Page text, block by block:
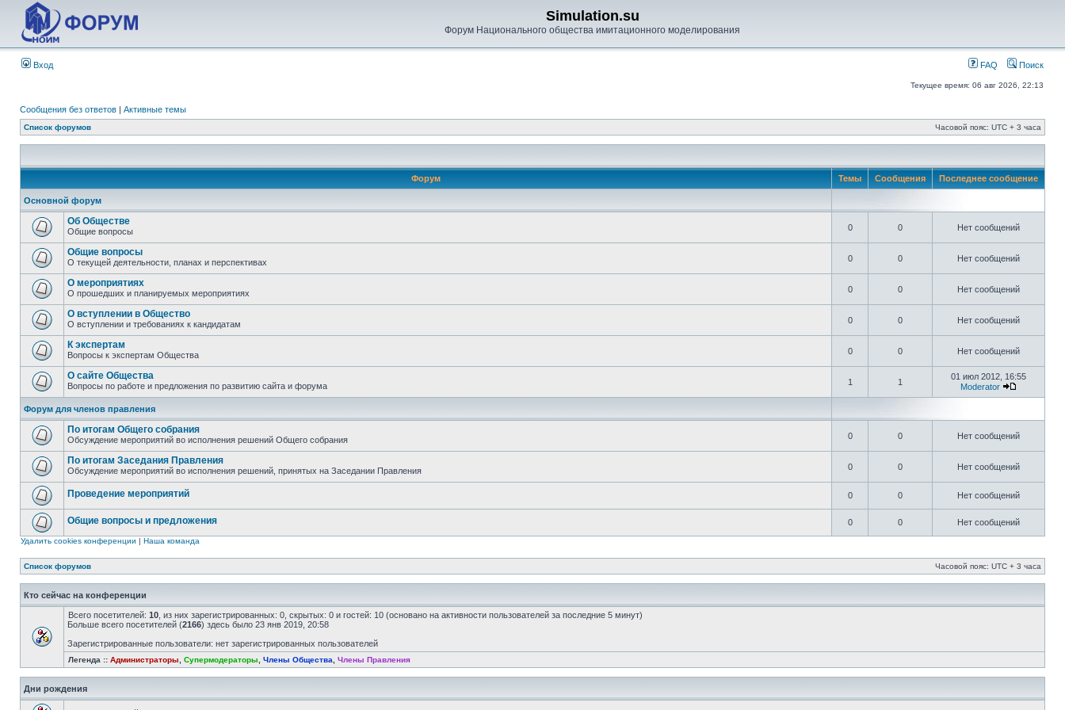
Simulation.su
Форум Национального общества имитационного моделирования
Вход FAQ Поиск
Текущее время: 06 авг 2026, 22:13
Сообщения без ответов | Активные темы
Список форумов Часовой пояс: UTC + 3 часа
Форум Темы Сообщения Последнее сообщение
Основной форум
Об Обществе
Общие вопросы 0 0 Нет сообщений
Общие вопросы
О текущей деятельности, планах и перспективах 0 0 Нет сообщений
О мероприятиях
О прошедших и планируемых мероприятиях 0 0 Нет сообщений
О вступлении в Общество
О вступлении и требованиях к кандидатам 0 0 Нет сообщений
К экспертам
Вопросы к экспертам Общества 0 0 Нет сообщений
О сайте Общества
Вопросы по работе и предложения по развитию сайта и форума 1 1
01 июл 2012, 16:55
Moderator
Форум для членов правления
По итогам Общего собрания
Обсуждение мероприятий во исполнения решений Общего собрания 0 0 Нет сообщений
По итогам Заседания Правления
Обсуждение мероприятий во исполнения решений, принятых на Заседании Правления 0 0 Нет сообщений
Проведение мероприятий 0 0 Нет сообщений
Общие вопросы и предложения 0 0 Нет сообщений
Удалить cookies конференции | Наша команда
Список форумов Часовой пояс: UTC + 3 часа
Кто сейчас на конференции
Всего посетителей: 10 , из них зарегистрированных: 0, скрытых: 0 и гостей: 10 (основано на активности пользователей за последние 5 минут)
Больше всего посетителей (2166) здесь было 23 янв 2019, 20:58
Зарегистрированные пользователи: нет зарегистрированных пользователей
Легенда :: Администраторы Супермодераторы Члены Общества Члены Правления
Дни рождения